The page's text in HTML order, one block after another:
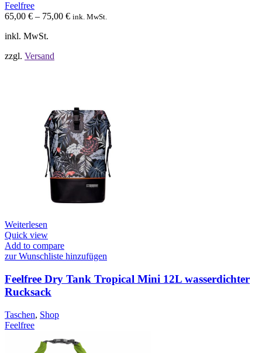
auf
Feelfree
65,00 € – 75,00 € ink. MwSt.
inkl. MwSt.
zzgl. Versand
Weiterlesen
Quick view
Add to compare
zur Wunschliste hinzufügen
Feelfree Dry Tank Tropical Mini 12L wasserdichter
Rucksack
Taschen, Shop
Feelfree